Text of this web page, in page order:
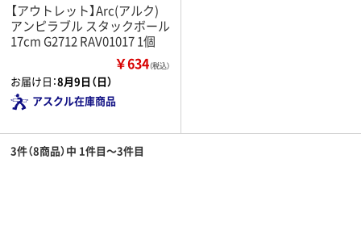
【アウトレット】Arc(アルク)
アンピラブル スタックボール
17cm G2712 RAV01017 1個
￥634（税込）
お届け日：8月9日（日）
アスクル在庫商品
3件（8商品）中 1件目～3件目